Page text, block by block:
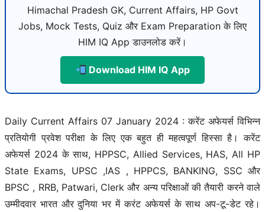
Himachal Pradesh GK, Current Affairs, HP Govt
Jobs, Mock Tests, Quiz और Exam Preparation के लिए
HIM IQ App डाउनलोड करें।
Download HIM IQ App
Daily Current Affairs 07 January 2024 : करेंट अफेयर्स विभिन्न
प्रतियोगी प्रवेश परीक्षा के लिए एक बहुत ही महत्वपूर्ण हिस्सा है। करेंट
अफेयर्स 2024 के साथ, HPPSC, Allied Services, HAS, All HP
State Exams, UPSC ,IAS , HPPCS, BANKING, SSC और
BPSC , RRB, Patwari, Clerk और अन्य परिक्षाओं की तैयारी करने वाले
उम्मीदवार भारत और दुनिया भर में करंट अफेयर्स के साथ अप-टू-डेट रहे।